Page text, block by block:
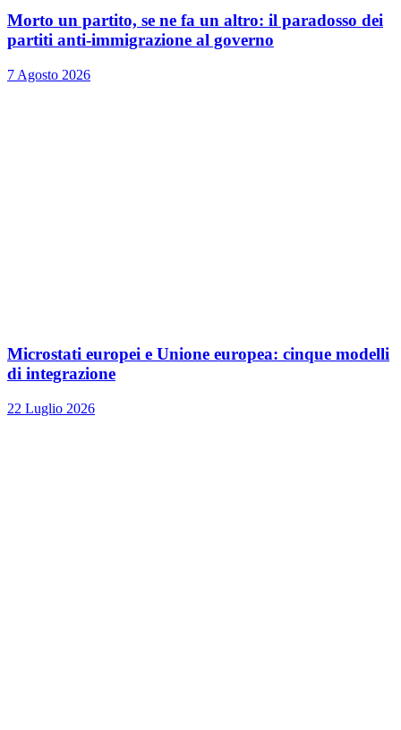
Morto un partito, se ne fa un altro: il paradosso dei
partiti anti-immigrazione al governo
7 Agosto 2026
Microstati europei e Unione europea: cinque modelli
di integrazione
22 Luglio 2026